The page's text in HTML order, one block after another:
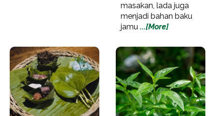
masakan, lada juga
menjadi bahan baku
jamu ...[More]